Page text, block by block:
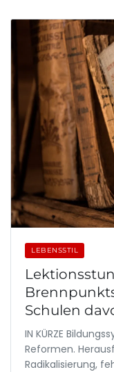
LEBENSSTIL
Schulen
IN KÜRZE
Reformen.
Radikalisierung,